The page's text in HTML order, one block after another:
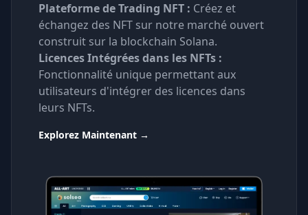
Plateforme de Trading NFT : Créez et
échangez des NFT sur notre marché ouvert
construit sur la blockchain Solana.
Licences Intégrées dans les NFTs :
Fonctionnalité unique permettant aux
utilisateurs d'intégrer des licences dans
leurs NFTs.
Explorez Maintenant →